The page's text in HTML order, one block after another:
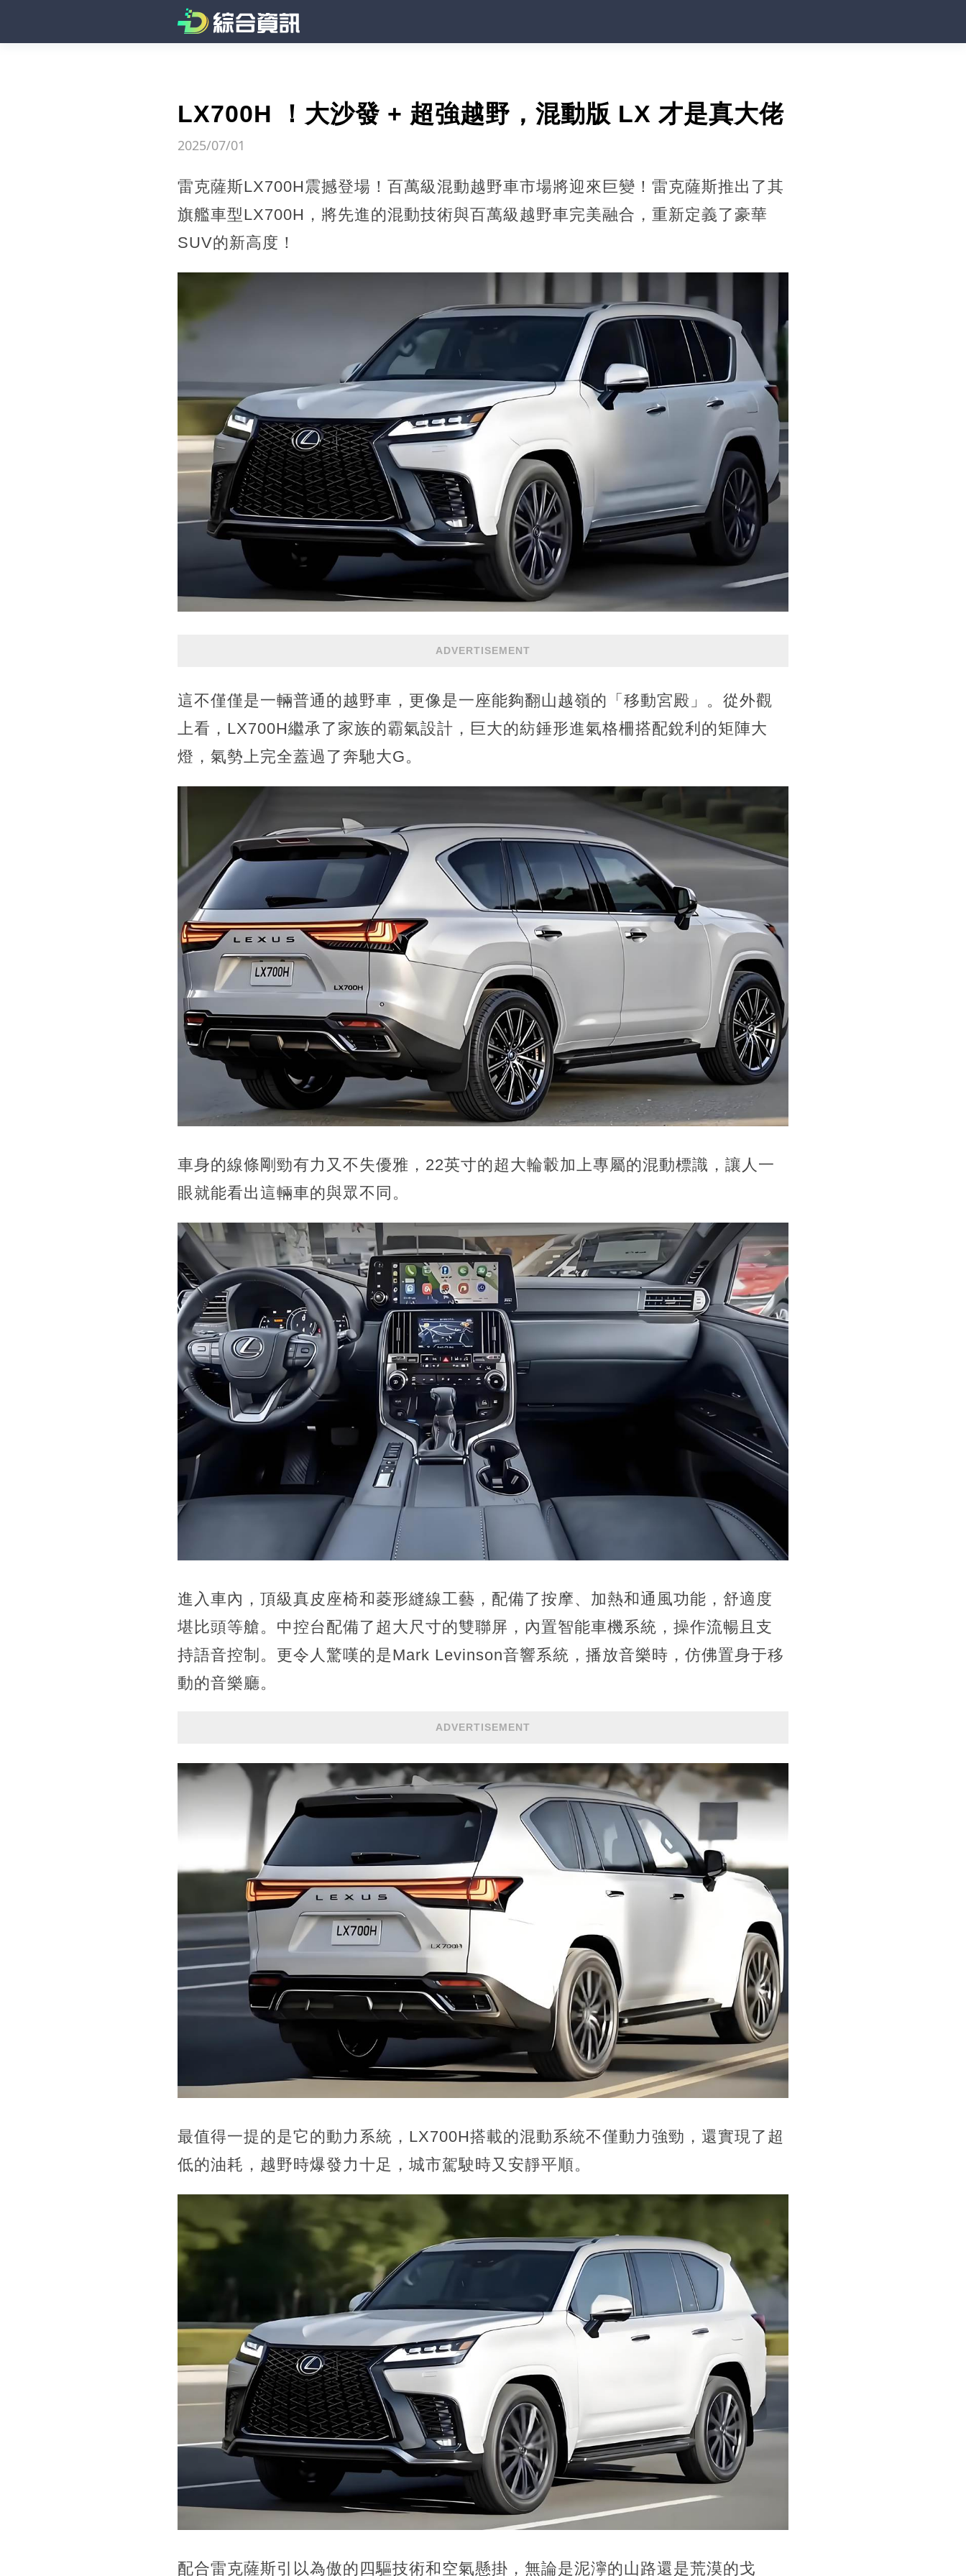
LX700H ！大沙發 + 超強越野，混動版 LX 才是真大佬
2025/07/01
雷克薩斯LX700H震撼登場！百萬級混動越野車市場將迎來巨變！雷克薩斯推出了其
旗艦車型LX700H，將先進的混動技術與百萬級越野車完美融合，重新定義了豪華
SUV的新高度！
ADVERTISEMENT
這不僅僅是一輛普通的越野車，更像是一座能夠翻山越嶺的「移動宮殿」。從外觀
上看，LX700H繼承了家族的霸氣設計，巨大的紡錘形進氣格柵搭配銳利的矩陣大
燈，氣勢上完全蓋過了奔馳大G。
車身的線條剛勁有力又不失優雅，22英寸的超大輪轂加上專屬的混動標識，讓人一
眼就能看出這輛車的與眾不同。
進入車內，頂級真皮座椅和菱形縫線工藝，配備了按摩、加熱和通風功能，舒適度
堪比頭等艙。中控台配備了超大尺寸的雙聯屏，內置智能車機系統，操作流暢且支
持語音控制。更令人驚嘆的是Mark Levinson音響系統，播放音樂時，仿佛置身于移
動的音樂廳。
ADVERTISEMENT
最值得一提的是它的動力系統，LX700H搭載的混動系統不僅動力強勁，還實現了超
低的油耗，越野時爆發力十足，城市駕駛時又安靜平順。
配合雷克薩斯引以為傲的四驅技術和空氣懸掛，無論是泥濘的山路還是荒漠的戈